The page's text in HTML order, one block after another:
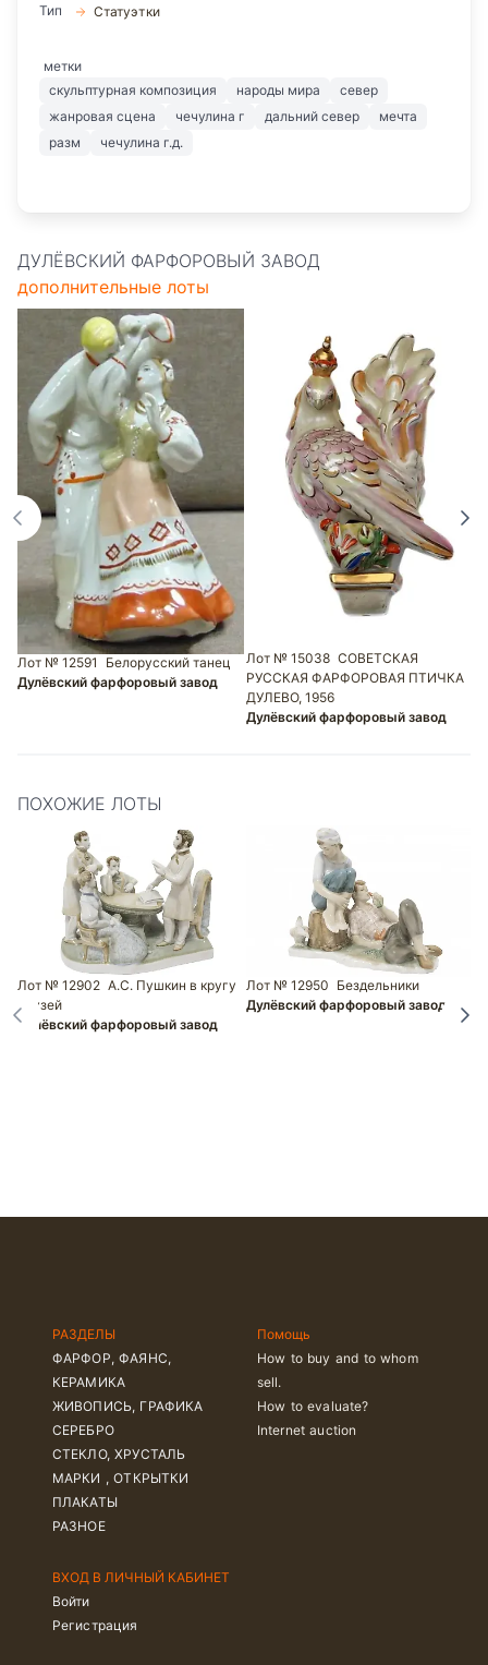
Тип Статуэтки
метки
скульптурная композиция
народы мира
север
жанровая сцена
чечулина г дальний север
мечта
разм
чечулина г.д.
ДУЛЁВСКИЙ ФАРФОРОВЫЙ ЗАВОД
дополнительные лоты
Лот № 12591
Белорусский танец
Дулёвский фарфоровый завод
Лот № 15038 СОВЕТСКАЯ
РУССКАЯ ФАРФОРОВАЯ ПТИЧКА
ДУЛЕВО, 1956
Дулёвский фарфоровый завод
ПОХОЖИЕ ЛОТЫ
Лот № 12902 А.С. Пушкин в кругу
друзей
Дулёвский фарфоровый завод
Лот № 12950 Бездельники
Дулёвский фарфоровый завод
РАЗДЕЛЫ
ФАРФОР, ФАЯНС,
КЕРАМИКА
ЖИВОПИСЬ, ГРАФИКА
СЕРЕБРО
СТЕКЛО, ХРУСТАЛЬ
МАРКИ , ОТКРЫТКИ
ПЛАКАТЫ
РАЗНОЕ
Помощь
How to buy and to whom
sell.
How to evaluate?
Internet auction
ВХОД В ЛИЧНЫЙ КАБИНЕТ
Войти
Регистрация